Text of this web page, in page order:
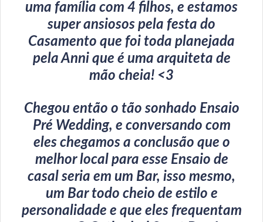
uma família com 4 filhos, e estamos
super ansiosos pela festa do
Casamento que foi toda planejada
pela Anni que é uma arquiteta de
mão cheia! <3
Chegou então o tão sonhado Ensaio
Pré Wedding, e conversando com
eles chegamos a conclusão que o
melhor local para esse Ensaio de
casal seria em um Bar, isso mesmo,
um Bar todo cheio de estilo e
personalidade e que eles frequentam